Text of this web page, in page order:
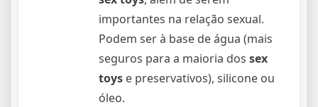
importantes na relação sexual.
Podem ser à base de água (mais
seguros para a maioria dos sex
toys e preservativos), silicone ou
óleo.